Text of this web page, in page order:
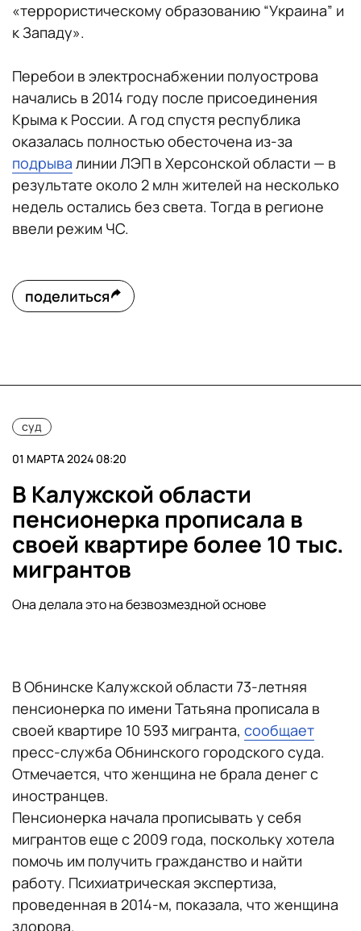
«террористическому образованию “Украина” и
к Западу».
Перебои в электроснабжении полуострова
начались в 2014 году после присоединения
Крыма к России. А год спустя республика
оказалась полностью обесточена из-за
подрыва линии ЛЭП в Херсонской области — в
результате около 2 млн жителей на несколько
недель остались без света. Тогда в регионе
ввели режим ЧС.
поделиться
суд
01 МАРТА 2024 08:20
В Калужской области
пенсионерка прописала в
своей квартире более 10 тыс.
мигрантов
Она делала это на безвозмездной основе
В Обнинске Калужской области 73-летняя
пенсионерка по имени Татьяна прописала в
своей квартире 10 593 мигранта, сообщает
пресс-служба Обнинского городского суда.
Отмечается, что женщина не брала денег с
иностранцев.
Пенсионерка начала прописывать у себя
мигрантов еще с 2009 года, поскольку хотела
помочь им получить гражданство и найти
работу. Психиатрическая экспертиза,
проведенная в 2014-м, показала, что женщина
здорова.